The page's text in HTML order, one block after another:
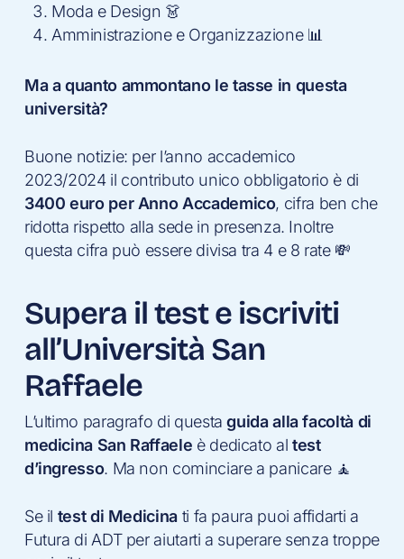
Moda e Design 👗
Amministrazione e Organizzazione 📊
Ma a quanto ammontano le tasse in questa
università?
Buone notizie: per l’anno accademico
2023/2024 il contributo unico obbligatorio è di
3400 euro per Anno Accademico, cifra ben che
ridotta rispetto alla sede in presenza. Inoltre
questa cifra può essere divisa tra 4 e 8 rate 💸
Supera il test e iscriviti
all’Università San
Raffaele
L’ultimo paragrafo di questaguida alla facoltà di
medicina San Raffaele è dedicato al test
d’ingresso. Ma non cominciare a panicare 🧘
Se il test di Medicina ti fa paura puoi affidarti a
Futura di ADT per aiutarti a superare senza troppe